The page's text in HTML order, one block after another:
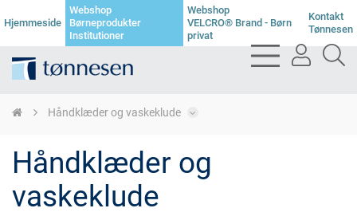
Hjemmeside
Webshop
Børneprodukter
Institutioner
Webshop
VELCRO® Brand - Børn
privat
Kontakt
Tønnesen
bars
light
user
Håndklæder og vaskeklude
Håndklæder og
vaskeklude